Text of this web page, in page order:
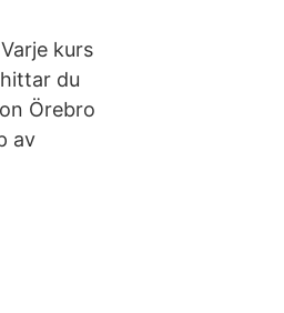
kurs
du
Örebro
av